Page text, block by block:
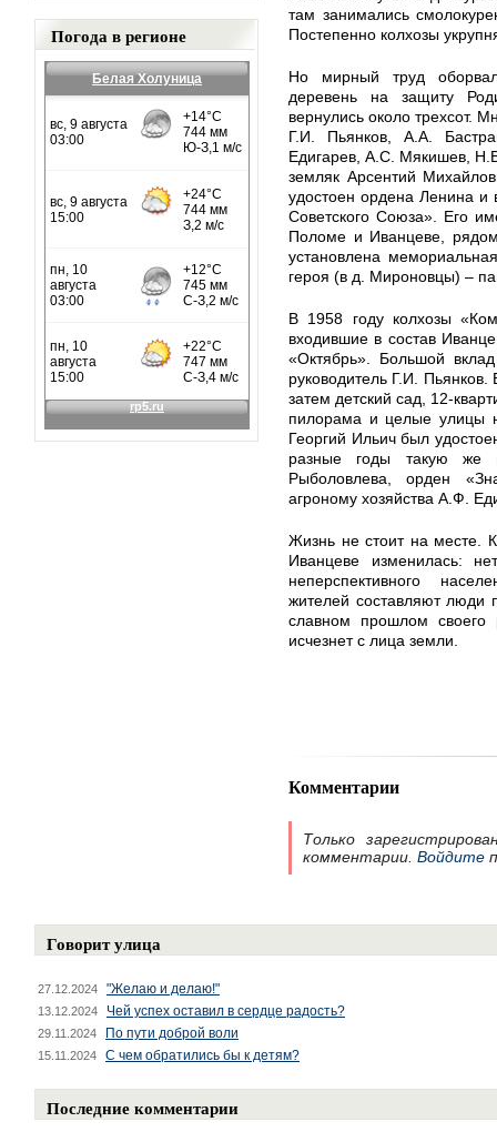
Погода в регионе
Белая Холуница
там занимались
Постепенно колхозы
Но мирный труд
деревень на защиту
вернулись около трехсот.
Г.И. Пьянков, А.А.
Едигарев, А.С. Мякишев,
земляк Арсентий
удостоен ордена Ленина и
Советского Союза». Его
Поломе и Иванцеве,
установлена
героя (в д. Мироновцы) –
В 1958 году колхозы
входившие в состав
«Октябрь». Большой
руководитель Г.И.
затем детский сад, 12-
пилорама и целые улицы
Георгий Ильич был
разные годы такую же
Рыболовлева, орден
агроному хозяйства А.Ф.
Жизнь не стоит на месте.
Иванцеве изменилась:
неперспективного
жителей составляют люди
славном прошлом
исчезнет с лица земли.
Комментарии
Только
комментарии. Войдите
Говорит улица
27.12.2024 "Желаю и делаю!"
13.12.2024 Чей успех оставил в сердце радость?
29.11.2024 По пути доброй воли
15.11.2024 С чем обратились бы к детям?
Последние комментарии